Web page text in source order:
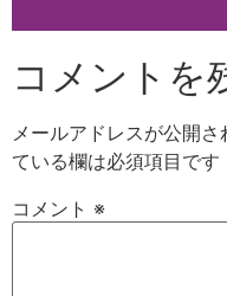
コメントを
メールアドレスが公開さ
ている欄は必須項目です
コメント ※